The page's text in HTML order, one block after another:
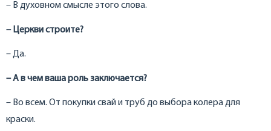
– В духовном смысле этого слова.
– Церкви строите?
– Да.
– А в чем ваша роль заключается?
– Во всем. От покупки свай и труб до выбора колера для
краски.